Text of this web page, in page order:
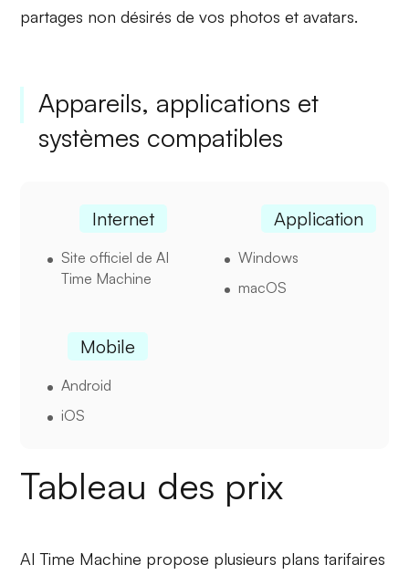
partages non désirés de vos photos et avatars.
Appareils, applications et
systèmes compatibles
Internet
Site officiel de AI
Time Machine
Application
Windows
macOS
Mobile
Android
iOS
Tableau des prix
AI Time Machine propose plusieurs plans tarifaires